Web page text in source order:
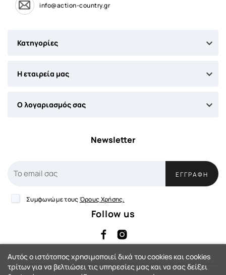
info@action-country.gr
Κατηγορίες 
Η εταιρεία μας 
Ο λογαριασμός σας 
Newsletter
ΕΓΓΡΑΦΉ
Συμφωνώ με τους Όρους Χρήσης.
Follow us
Αυτός ο ιστότοπος χρησιμοποιεί δικά του cookies και cookies
τρίτων για να βελτιώσει τις υπηρεσίες μας και να σας δείξει